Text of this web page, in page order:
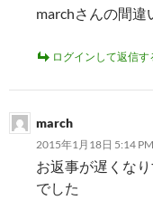
marchさんの間違
ログインして返信す
march
2015年1月18日 5:14 PM
お返事が遅くな
でした